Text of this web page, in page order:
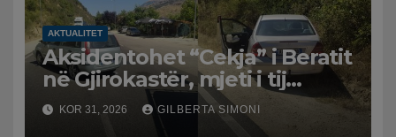
AKTUALITET
Aksidentohet “Cekja” i Beratit
në Gjirokastër, mjeti i tij
përplaset me atë të klerikut
bektashian
KOR 31, 2026 GILBERTA SIMONI